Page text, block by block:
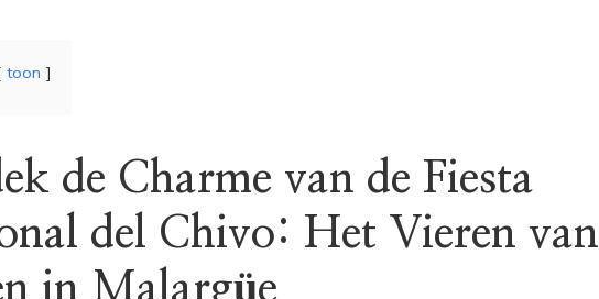
toon
de Charme van de Fiesta
del Chivo: Het Vieren van
in Malargüe